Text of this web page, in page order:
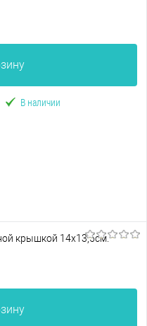
В наличии
крышкой 14х13,5см.